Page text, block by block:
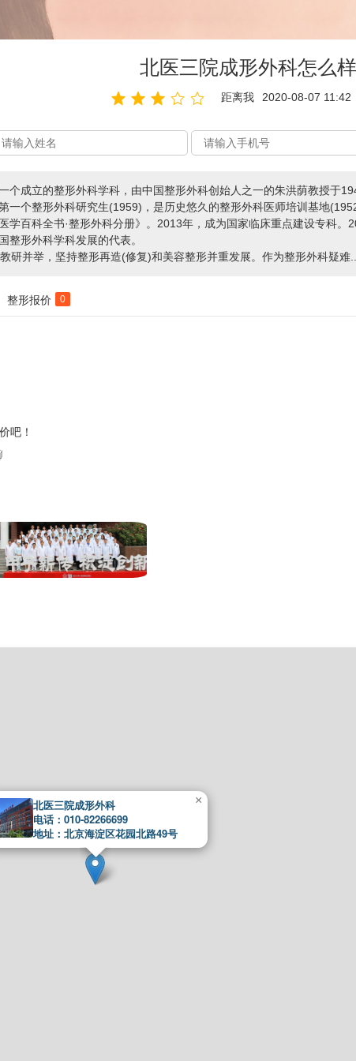
北医三院成形外科怎么样
距离我 2020-08-07 11:42
个成立的整形外科学科，由中国整形外科创始人之一的朱洪荫教授于
一个整形外科研究生(1959)，是历史悠久的整形外科医师培训基地
学百科全书·整形外科分册》。2013年，成为国家临床重点建设专科
整形外科学科发展的代表。
研并举，坚持整形再造(修复)和美容整形并重发展。作为整形外科疑难
整形报价 0
吧！
北医三院成形外科
电话：010-82266699
地址：北京海淀区花园北路49号
×